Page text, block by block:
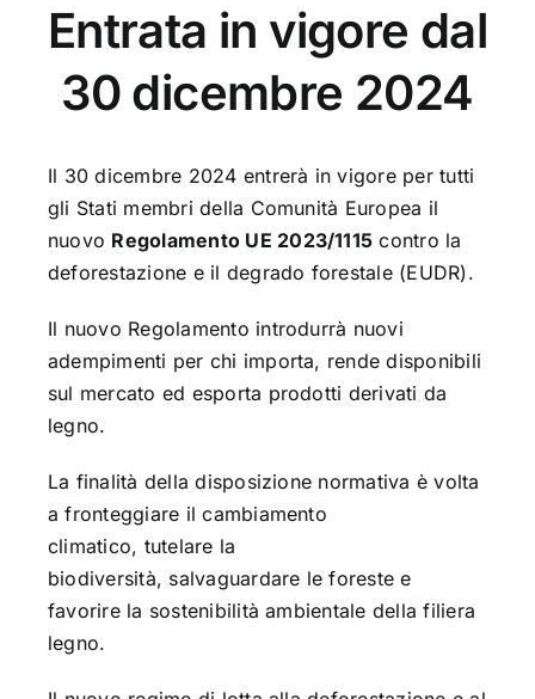
Entrata in vigore dal
30 dicembre 2024
Il 30 dicembre 2024 entrerà in vigore per tutti
gli Stati membri della Comunità Europea il
nuovo Regolamento UE 2023/1115 contro la
deforestazione e il degrado forestale (EUDR).
Il nuovo Regolamento introdurrà nuovi
adempimenti per chi importa, rende disponibili
sul mercato ed esporta prodotti derivati da
legno.
La finalità della disposizione normativa è volta
a fronteggiare ilcambiamento
climatico, tutelare la
biodiversità, salvaguardare le foreste e
favorire la sostenibilità ambientale della filiera
legno.